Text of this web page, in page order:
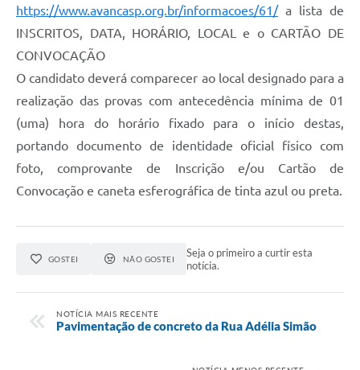
https://www.avancasp.org.br/informacoes/61/a lista de
INSCRITOS, DATA, HORÁRIO, LOCAL e o CARTÃO DE
CONVOCAÇÃO
O candidato deverá comparecer ao local designado para a
realização das provas com antecedência mínima de 01
(uma) hora do horário fixado para o início destas,
portando documento de identidade oficial físico com
foto, comprovante de Inscrição e/ou Cartão de
Convocação e caneta esferográfica de tinta azul ou preta.
GOSTEI NÃO GOSTEI
Seja o primeiro a curtir esta
notícia.
NOTÍCIA MAIS RECENTE
Pavimentação de concreto da Rua Adélia Simão